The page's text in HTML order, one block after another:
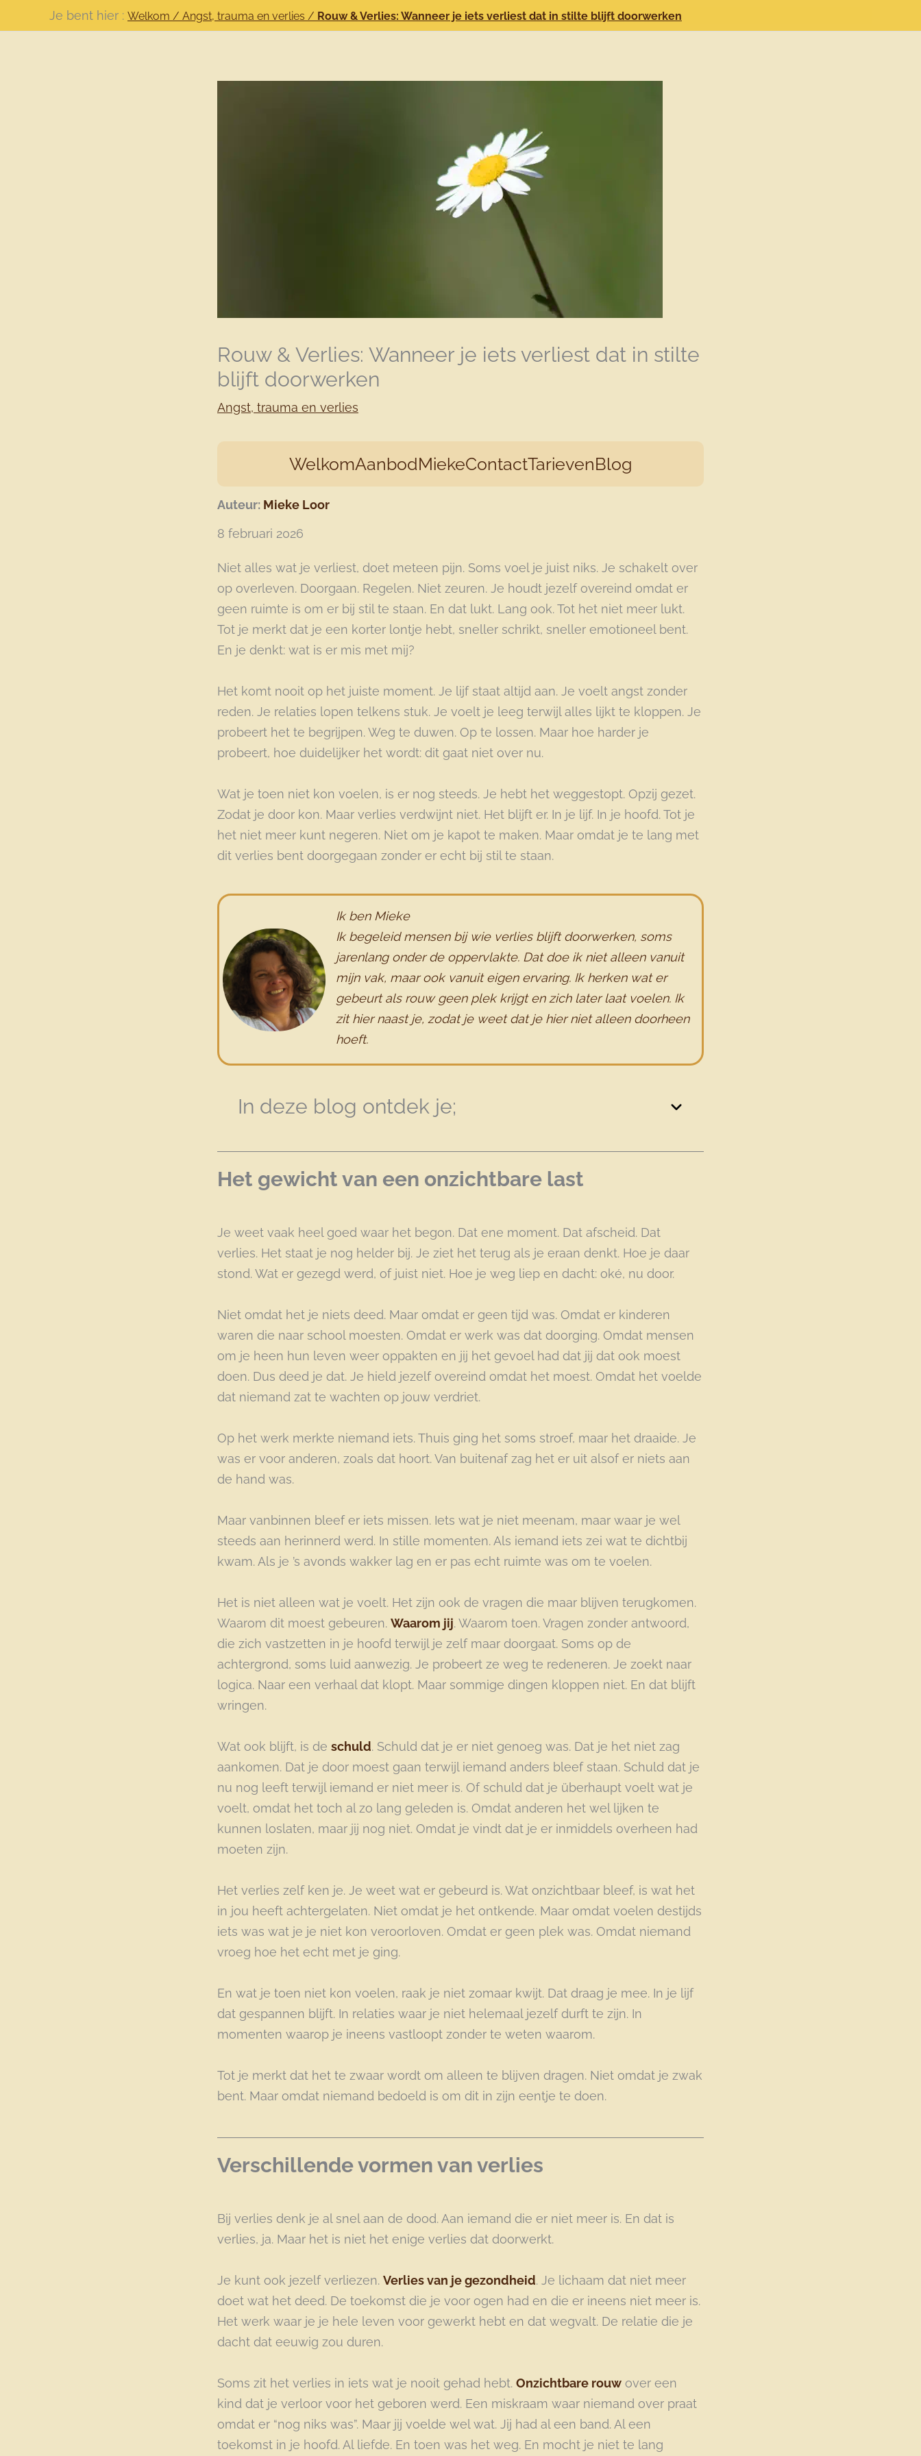
naar
Je bent hier : Welkom / Angst, trauma en verlies / Rouw & Verlies: Wanneer je iets verliest dat in stilte blijft doorwerken
Rouw & Verlies: Wanneer je iets verliest dat in stilte
blijft doorwerken
Angst, trauma en verlies
WelkomAanbodMiekeContactTarievenBlog
Auteur: Mieke Loor
8 februari 2026
Niet alles wat je verliest, doet meteen pijn. Soms voel je juist niks. Je schakelt over
op overleven. Doorgaan. Regelen. Niet zeuren. Je houdt jezelf overeind omdat er
geen ruimte is om er bij stil te staan. En dat lukt. Lang ook. Tot het niet meer lukt.
Tot je merkt dat je een korter lontje hebt, sneller schrikt, sneller emotioneel bent.
En je denkt: wat is er mis met mij?
Het komt nooit op het juiste moment. Je lijf staat altijd aan. Je voelt angst zonder
reden. Je relaties lopen telkens stuk. Je voelt je leeg terwijl alles lijkt te kloppen. Je
probeert het te begrijpen. Weg te duwen. Op te lossen. Maar hoe harder je
probeert, hoe duidelijker het wordt: dit gaat niet over nu.
Wat je toen niet kon voelen, is er nog steeds. Je hebt het weggestopt. Opzij gezet.
Zodat je door kon. Maar verlies verdwijnt niet. Het blijft er. In je lijf. In je hoofd. Tot je
het niet meer kunt negeren. Niet om je kapot te maken. Maar omdat je te lang met
dit verlies bent doorgegaan zonder er echt bij stil te staan.
Ik ben Mieke
Ik begeleid mensen bij wie verlies blijft doorwerken, soms
jarenlang onder de oppervlakte. Dat doe ik niet alleen vanuit
mijn vak, maar ook vanuit eigen ervaring. Ik herken wat er
gebeurt als rouw geen plek krijgt en zich later laat voelen. Ik
zit hier naast je, zodat je weet dat je hier niet alleen doorheen
hoeft.
In deze blog ontdek je;
Het gewicht van een onzichtbare last
Je weet vaak heel goed waar het begon. Dat ene moment. Dat afscheid. Dat
verlies. Het staat je nog helder bij. Je ziet het terug als je eraan denkt. Hoe je daar
stond. Wat er gezegd werd, of juist niet. Hoe je weg liep en dacht: oké, nu door.
Niet omdat het je niets deed. Maar omdat er geen tijd was. Omdat er kinderen
waren die naar school moesten. Omdat er werk was dat doorging. Omdat mensen
om je heen hun leven weer oppakten en jij het gevoel had dat jij dat ook moest
doen. Dus deed je dat. Je hield jezelf overeind omdat het moest. Omdat het voelde
dat niemand zat te wachten op jouw verdriet.
Op het werk merkte niemand iets. Thuis ging het soms stroef, maar het draaide. Je
was er voor anderen, zoals dat hoort. Van buitenaf zag het er uit alsof er niets aan
de hand was.
Maar vanbinnen bleef er iets missen. Iets wat je niet meenam, maar waar je wel
steeds aan herinnerd werd. In stille momenten. Als iemand iets zei wat te dichtbij
kwam. Als je ’s avonds wakker lag en er pas echt ruimte was om te voelen.
Het is niet alleen wat je voelt. Het zijn ook de vragen die maar blijven terugkomen.
Waarom dit moest gebeuren. Waarom jij. Waarom toen. Vragen zonder antwoord,
die zich vastzetten in je hoofd terwijl je zelf maar doorgaat. Soms op de
achtergrond, soms luid aanwezig. Je probeert ze weg te redeneren. Je zoekt naar
logica. Naar een verhaal dat klopt. Maar sommige dingen kloppen niet. En dat blijft
wringen.
Wat ook blijft, is de schuld. Schuld dat je er niet genoeg was. Dat je het niet zag
aankomen. Dat je door moest gaan terwijl iemand anders bleef staan. Schuld dat je
nu nog leeft terwijl iemand er niet meer is. Of schuld dat je überhaupt voelt wat je
voelt, omdat het toch al zo lang geleden is. Omdat anderen het wel lijken te
kunnen loslaten, maar jij nog niet. Omdat je vindt dat je er inmiddels overheen had
moeten zijn.
Het verlies zelf ken je. Je weet wat er gebeurd is. Wat onzichtbaar bleef, is wat het
in jou heeft achtergelaten. Niet omdat je het ontkende. Maar omdat voelen destijds
iets was wat je je niet kon veroorloven. Omdat er geen plek was. Omdat niemand
vroeg hoe het echt met je ging.
En wat je toen niet kon voelen, raak je niet zomaar kwijt. Dat draag je mee. In je lijf
dat gespannen blijft. In relaties waar je niet helemaal jezelf durft te zijn. In
momenten waarop je ineens vastloopt zonder te weten waarom.
Tot je merkt dat het te zwaar wordt om alleen te blijven dragen. Niet omdat je zwak
bent. Maar omdat niemand bedoeld is om dit in zijn eentje te doen.
Verschillende vormen van verlies
Bij verlies denk je al snel aan de dood. Aan iemand die er niet meer is. En dat is
verlies, ja. Maar het is niet het enige verlies dat doorwerkt.
Je kunt ook jezelf verliezen. Verlies van je gezondheid. Je lichaam dat niet meer
doet wat het deed. De toekomst die je voor ogen had en die er ineens niet meer is.
Het werk waar je je hele leven voor gewerkt hebt en dat wegvalt. De relatie die je
dacht dat eeuwig zou duren.
Soms zit het verlies in iets wat je nooit gehad hebt. Onzichtbare rouw over een
kind dat je verloor voor het geboren werd. Een miskraam waar niemand over praat
omdat er “nog niks was”. Maar jij voelde wel wat. Jij had al een band. Al een
toekomst in je hoofd. Al liefde. En toen was het weg. En mocht je niet te lang